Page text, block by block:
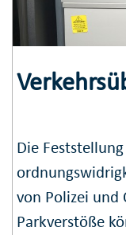
Die
von Polizei und
Park­verstöße